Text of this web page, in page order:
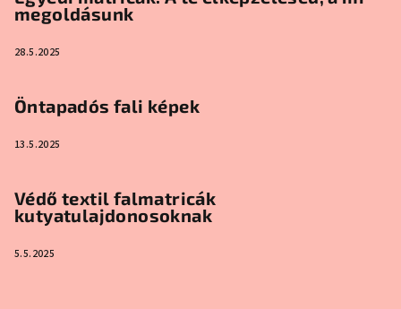
megoldásunk
28.5.2025
Öntapadós fali képek
13.5.2025
Védő textil falmatricák
kutyatulajdonosoknak
5.5.2025